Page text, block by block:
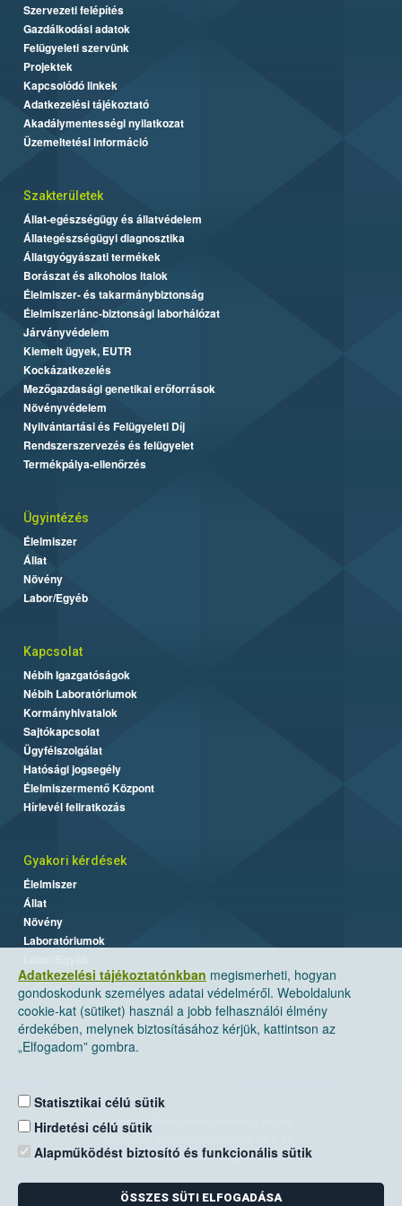
Adatkezelési tájékoztatónkban megismerheti, hogyan
gondoskodunk személyes adatai védelméről. Weboldalunk
cookie-kat (sütiket) használ a jobb felhasználói élmény
érdekében, melynek biztosításához kérjük, kattintson az
„Elfogadom” gombra.
Statisztikai célú sütik
Hirdetési célú sütik
Alapműködést biztosító és funkcionális sütik
ÖSSZES SÜTI ELFOGADÁSA
Szervezeti felépítés
Gazdálkodási adatok
Felügyeleti szervünk
Projektek
Kapcsolódó linkek
Adatkezelési tájékoztató
Akadálymentességi nyilatkozat
Üzemeltetési információ
Szakterületek
Állat-egészségügy és állatvédelem
Állategészségügyi diagnosztika
Állatgyógyászati termékek
Borászat és alkoholos italok
Élelmiszer- és takarmánybiztonság
Élelmiszerlánc-biztonsági laborhálózat
Járványvédelem
Kiemelt ügyek, EUTR
Kockázatkezelés
Mezőgazdasági genetikai erőforrások
Növényvédelem
Nyilvántartási és Felügyeleti Díj
Rendszerszervezés és felügyelet
Termékpálya-ellenőrzés
Ügyintézés
Élelmiszer
Állat
Növény
Labor/Egyéb
Kapcsolat
Nébih Igazgatóságok
Nébih Laboratóriumok
Kormányhivatalok
Sajtókapcsolat
Ügyfélszolgálat
Hatósági jogsegély
Élelmiszermentő Központ
Hírlevél feliratkozás
Gyakori kérdések
Élelmiszer
Állat
Növény
Laboratóriumok
Nemzeti Élelmiszerlánc-biztonsági Hivatal
Levelezési cím: 1525 Budapest. Pf. 30.